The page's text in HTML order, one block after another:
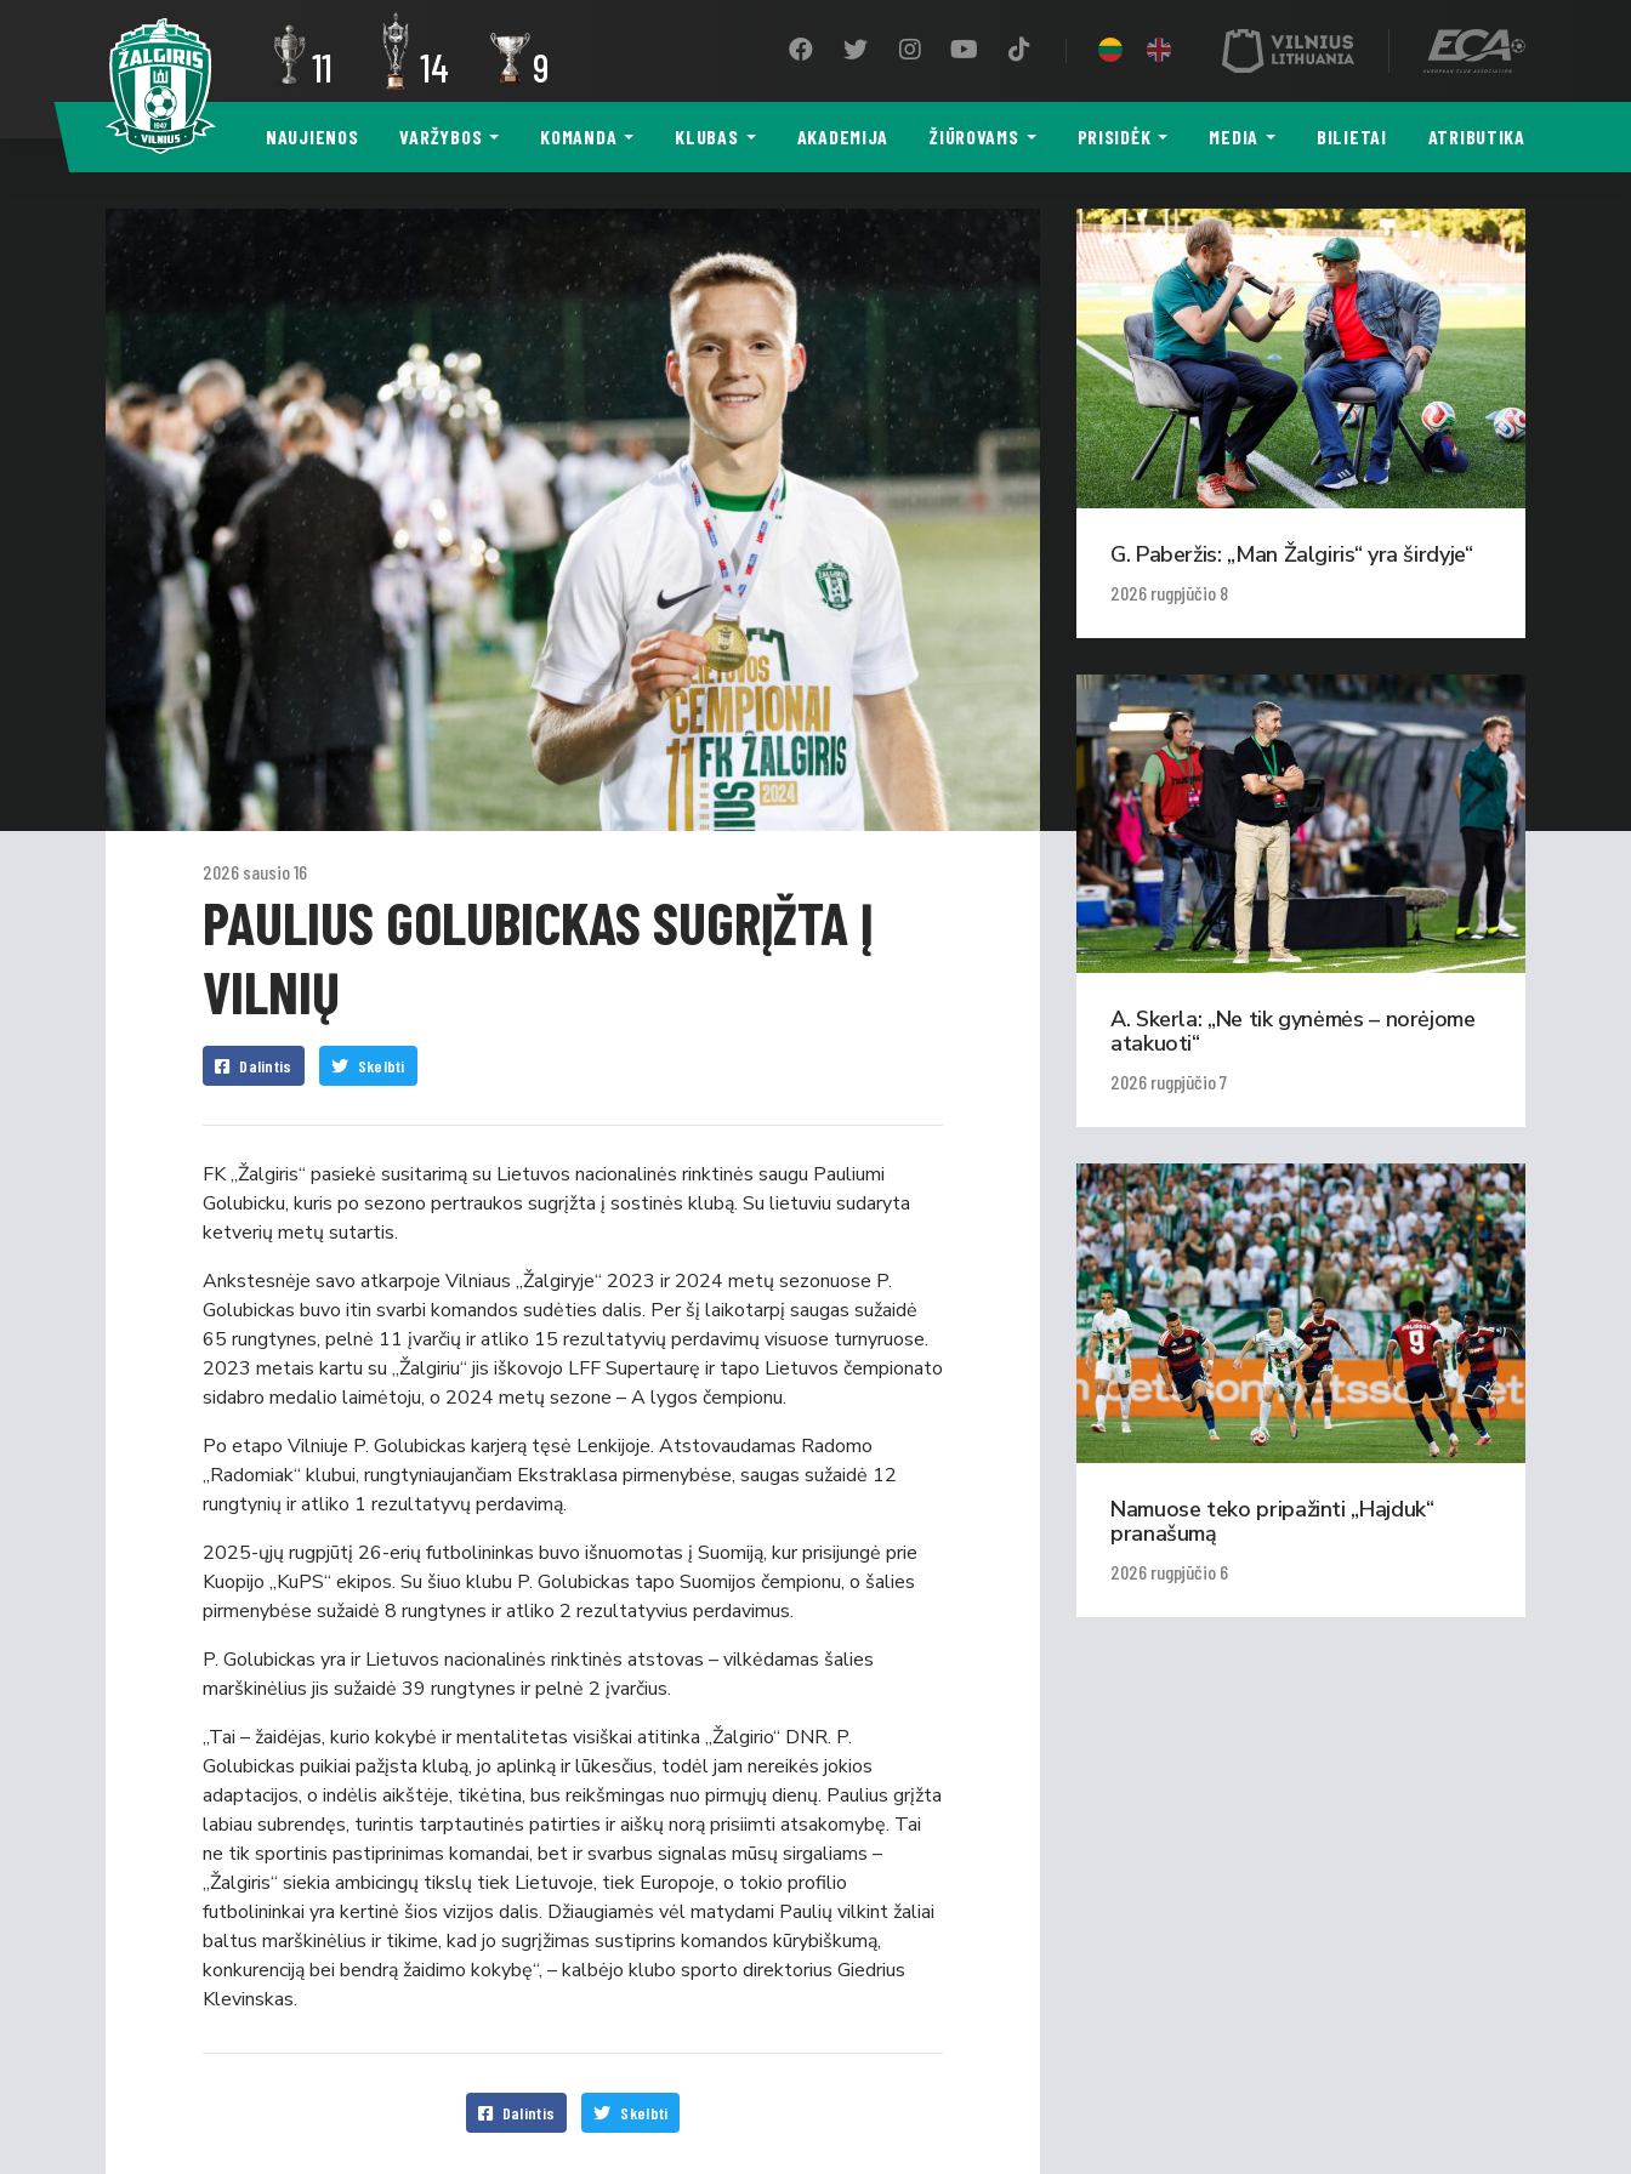
11 14 9
NAUJIENOS VARŽYBOS KOMANDA KLUBAS AKADEMIJA ŽIŪROVAMS PRISIDĖK MEDIA BILIETAI ATRIBUTIKA
2026 sausio 16
PAULIUS GOLUBICKAS SUGRĮŽTA Į
VILNIŲ
Dalintis Skelbti
FK „Žalgiris“ pasiekė susitarimą su Lietuvos nacionalinės rinktinės saugu Pauliumi
Golubicku, kuris po sezono pertraukos sugrįžta į sostinės klubą. Su lietuviu sudaryta
ketverių metų sutartis.
Ankstesnėje savo atkarpoje Vilniaus „Žalgiryje“ 2023 ir 2024 metų sezonuose P.
Golubickas buvo itin svarbi komandos sudėties dalis. Per šį laikotarpį saugas sužaidė
65 rungtynes, pel­nė 11 įvarčių ir atliko 15 rezultatyvių perdavimų visuose turnyruose.
2023 metais kartu su „Žalgiriu“ jis iškovojo LFF Supertaurę ir tapo Lietuvos čempionato
sidabro medalio laimėtoju, o 2024 metų sezone – A lygos čempionu.
Po etapo Vilniuje P. Golubickas karjerą tęsė Lenkijoje. Atstovaudamas Radomo
„Radomiak“ klubui, rungtyniaujančiam Ekstraklasa pirmenybėse, saugas sužaidė 12
rungtynių ir atliko 1 rezultatyvų perdavimą.
2025-ųjų rugpjūtį 26-erių futbolininkas buvo išnuomotas į Suomiją, kur prisijungė prie
Kuopijo „KuPS“ ekipos. Su šiuo klubu P. Golubickas tapo Suomijos čempionu, o šalies
pirmenybėse sužaidė 8 rungtynes ir atliko 2 rezultatyvius perdavimus.
P. Golubickas yra ir Lietuvos nacionalinės rinktinės atstovas – vilkėdamas šalies
marškinėlius jis sužaidė 39 rungtynes ir pelnė 2 įvarčius.
„Tai – žaidėjas, kurio kokybė ir mentalitetas visiškai atitinka „Žalgirio“ DNR. P.
Golubickas puikiai pažįsta klubą, jo aplinką ir lūkesčius, todėl jam nereikės jokios
adaptacijos, o indėlis aikštėje, tikėtina, bus reikšmingas nuo pirmųjų dienų. Paulius grįžta
labiau subrendęs, turintis tarptautinės patirties ir aiškų norą prisiimti atsakomybę. Tai
ne tik sportinis pastiprinimas komandai, bet ir svarbus signalas mūsų sirgaliams –
„Žalgiris“ siekia ambicingų tikslų tiek Lietuvoje, tiek Europoje, o tokio profilio
futbolininkai yra kertinė šios vizijos dalis. Džiaugiamės vėl matydami Paulių vilkint žaliai
baltus marškinėlius ir tikime, kad jo sugrįžimas sustiprins komandos kūrybiškumą,
konkurenciją bei bendrą žaidimo kokybę“, – kalbėjo klubo sporto direktorius Giedrius
Klevinskas.
Dalintis Skelbti
G. Paberžis: „Man Žalgiris“ yra širdyje“
2026 rugpjūčio 8
A. Skerla: „Ne tik gynėmės – norėjome
atakuoti“
2026 rugpjūčio 7
Namuose teko pripažinti „Hajduk“
pranašumą
2026 rugpjūčio 6